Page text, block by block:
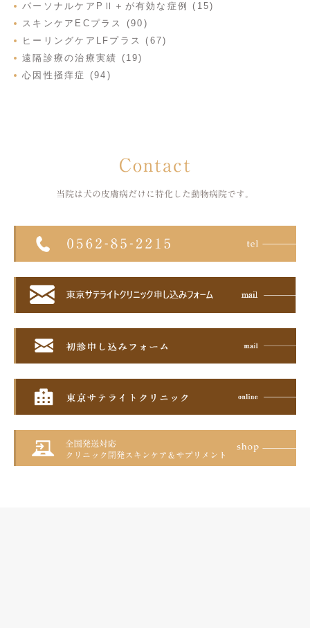
パーソナルケアPⅡ＋が有効な症例 (15)
スキンケアECプラス (90)
ヒーリングケアLFプラス (67)
遠隔診療の治療実績 (19)
心因性掻痒症 (94)
Contact
当院は犬の皮膚病だけに特化した 動物病院です。